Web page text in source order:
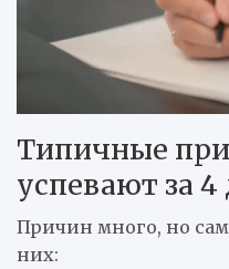
Типичные
успевают за 4
Причин много, но
них: